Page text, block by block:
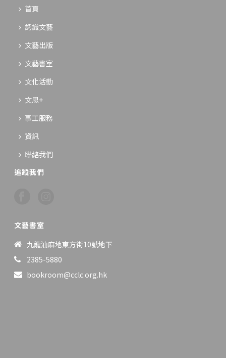
首頁
認識文藝
文藝出版
文藝書室
文化活動
文思+
事工服務
資訊
聯絡我們
追蹤我們
文藝書室
九龍油麻地東方街10號地下
2385-5880
bookroom@cclc.org.hk